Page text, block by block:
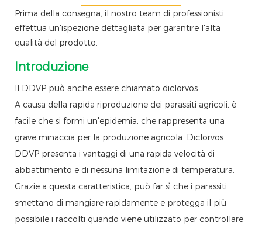
Prima della consegna, il nostro team di professionisti
effettua un'ispezione dettagliata per garantire l'alta
qualità del prodotto.
Introduzione
Il DDVP può anche essere chiamato diclorvos.
A causa della rapida riproduzione dei parassiti agricoli, è
facile che si formi un'epidemia, che rappresenta una
grave minaccia per la produzione agricola. Diclorvos
DDVP presenta i vantaggi di una rapida velocità di
abbattimento e di nessuna limitazione di temperatura.
Grazie a questa caratteristica, può far sì che i parassiti
smettano di mangiare rapidamente e protegga il più
possibile i raccolti quando viene utilizzato per controllare